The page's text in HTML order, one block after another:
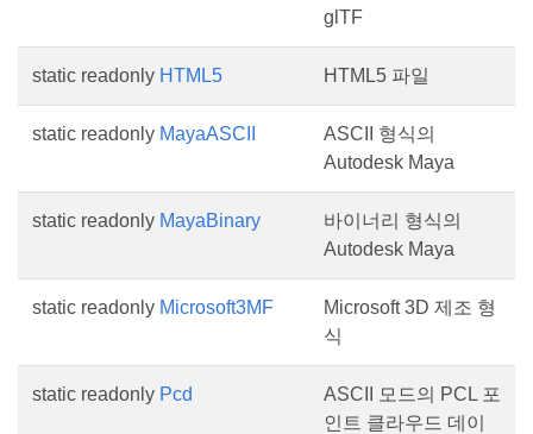
glTF
static readonly HTML5 HTML5 파일
static readonly MayaASCII
ASCII 형식의
Autodesk Maya
static readonly MayaBinary
바이너리 형식의
Autodesk Maya
static readonly Microsoft3MF
Microsoft 3D 제조 형
식
static readonly Pcd
ASCII 모드의 PCL 포
인트 클라우드 데이